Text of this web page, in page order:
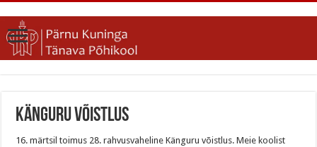
Känguru võistlus
16. märtsil toimus 28. rahvusvaheline Känguru võistlus. Meie koolist